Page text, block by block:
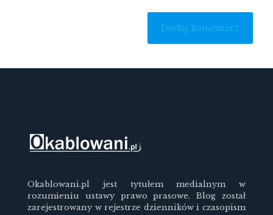
Okablowani.pl jest tytułem medialnym w
rozumieniu ustawy prawo prasowe. Blog został
zarejestrowany w rejestrze dzienników i czasopism